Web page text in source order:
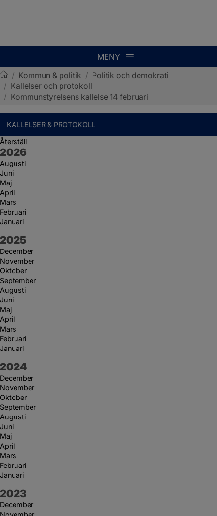
MENY
Sotenäs kommun
/ Kommun & politik / Politik och demokrati
/ Kallelser och protokoll
/ Kommunstyrelsens kallelse 14 februari
KALLELSER & PROTOKOLL
Återställ
År:
2026
Augusti
Juni
Maj
April
Mars
Februari
Januari
År:
2025
December
November
Oktober
September
Augusti
Juni
Maj
April
Mars
Februari
Januari
År:
2024
December
November
Oktober
September
Augusti
Juni
Maj
April
Mars
Februari
Januari
År:
2023
December
November